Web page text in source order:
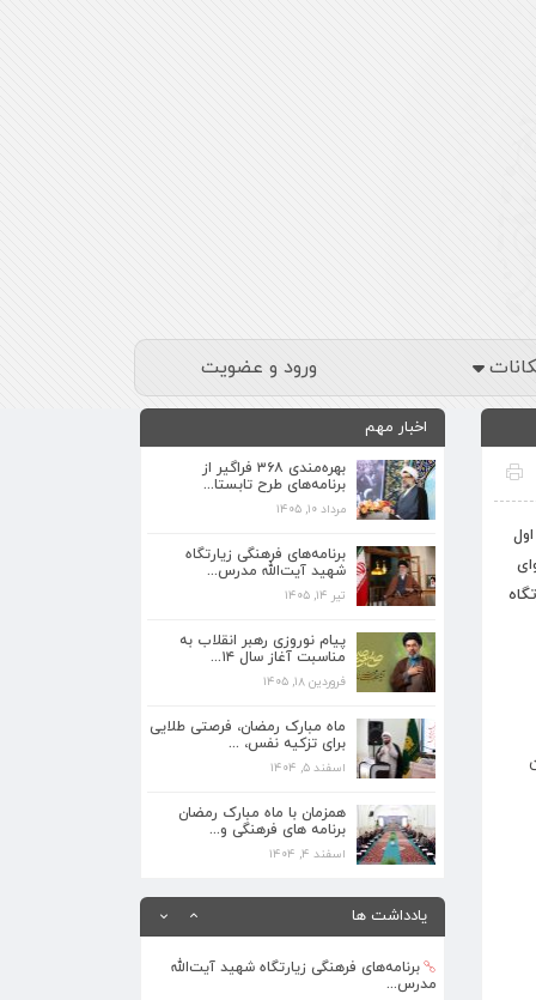
ورود و عضویت
اخبار مهم
بهره‌مندی ۳۶۸ فراگیر از
برنامه‌های طرح تابستا...
مرداد ۱۰, ۱۴۰۵
برنامه‌های فرهنگی زیارتگاه
شهید آیت‌الله مدرس...
تیر ۱۴, ۱۴۰۵
پیام نوروزی رهبر انقلاب به
مناسبت آغاز سال ۱۴...
فروردین ۱۸, ۱۴۰۵
ماه مبارک رمضان، فرصتی طلایی
برای تزکیه نفس، ...
اسفند ۵, ۱۴۰۴
همزمان با ماه مبارک رمضان
برنامه های فرهنگی و...
اسفند ۴, ۱۴۰۴
یادداشت ها
برنامه‌های فرهنگی زیارتگاه شهید آیت‌الله
تیر ۱۴, ۱۴۰۵
پیام نوروزی رهبر انقلاب به مناسبت آغاز
فروردین ۱۸, ۱۴۰۵
ماه مبارک رمضان، فرصتی طلایی برای تزکیه
نفس، ...
اسفند ۵, ۱۴۰۴
فرهنگی و...
اسفند ۴, ۱۴۰۴
تابستا...
مرداد ۱۰, ۱۴۰۵
برنامه‌های فرهنگی زیارتگاه شهید آیت‌الله
مدرس...